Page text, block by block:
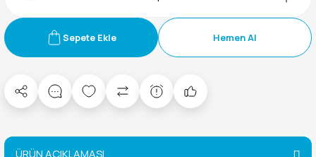
Sepete Ekle Hemen Al
ÜRÜN AÇIKLAMASI